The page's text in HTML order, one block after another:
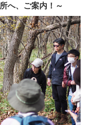
へ、ご案内！～